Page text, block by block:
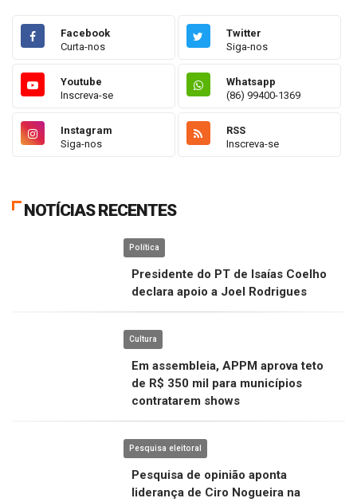
Facebook
Curta-nos
Twitter
Siga-nos
Youtube
Inscreva-se
Whatsapp
(86) 99400-1369
Instagram
Siga-nos
RSS
Inscreva-se
NOTÍCIAS RECENTES
Política
Presidente do PT de Isaías Coelho
declara apoio a Joel Rodrigues
Cultura
Em assembleia, APPM aprova teto
de R$ 350 mil para municípios
contratarem shows
Pesquisa eleitoral
Pesquisa de opinião aponta
liderança de Ciro Nogueira na